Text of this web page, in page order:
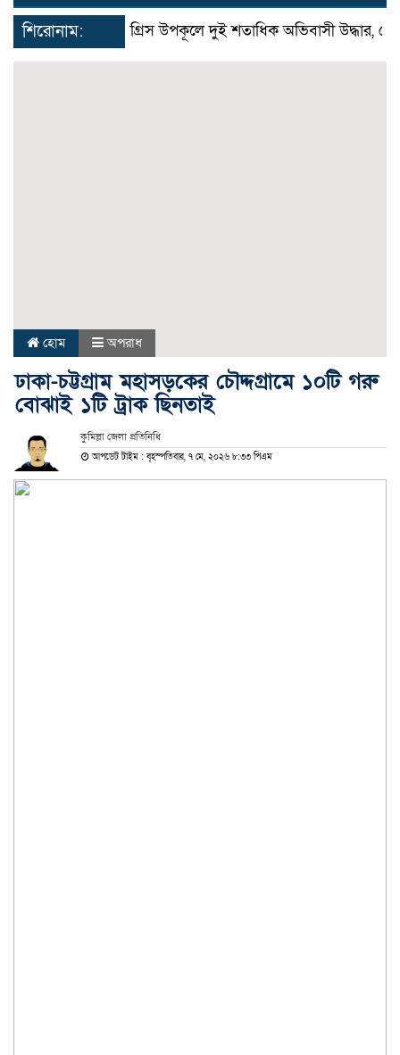
শিরোনাম: গ্রিস উপকূলে দুই শতাধিক অভিবাসী উদ্ধার, বেশির
হোম অপরাধ
ঢাকা-চট্টগ্রাম মহাসড়কের চৌদ্দগ্রামে ১০টি গরু
বোঝাই ১টি ট্রাক ছিনতাই
কুমিল্লা জেলা প্রতিনিধি
আপডেট টাইম : বৃহস্পতিবার, ৭ মে, ২০২৬ ৮:৩৩ পিএম